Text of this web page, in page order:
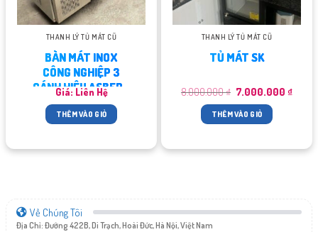
THANH LÝ TỦ MÁT CŨ
BÀN MÁT INOX
CÔNG NGHIỆP 3
CÁNH HIỆU ASBER…
Giá: Liên Hệ
THÊM VÀO GIỎ
THANH LÝ TỦ MÁT CŨ
TỦ MÁT SK
8.000.000₫ Giá
là:
8.000.000 ₫.
7.000.000₫Giá
THÊM VÀO GIỎ
Về Chúng Tôi
Địa Chỉ: Đường 422B, Di Trạch, Hoài Đức, Hà Nội, Việt Nam